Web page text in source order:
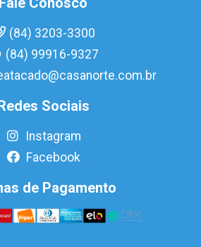
(84) 3203-3300
(84) 99916-9327
Sociais
Instagram
Facebook
de Pagamento